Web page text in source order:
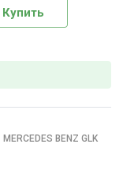
Купить
MERCEDES BENZ GLK